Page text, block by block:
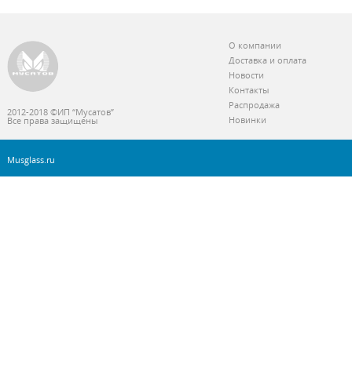
2012-2018 ©ИП “Мусатов”
Все права защищены
О компании
Доставка и оплата
Новости
Контакты
Распродажа
Новинки
Musglass.ru